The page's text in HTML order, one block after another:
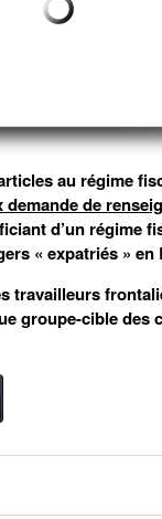
au régime
de
d’un régime
« expatriés » en
travailleurs
groupe-cible des